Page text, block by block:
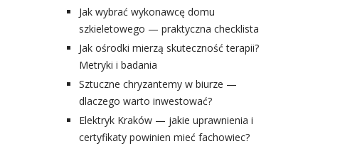
Jak wybrać wykonawcę domu
szkieletowego — praktyczna checklista
Jak ośrodki mierzą skuteczność terapii?
Metryki i badania
Sztuczne chryzantemy w biurze —
dlaczego warto inwestować?
Elektryk Kraków — jakie uprawnienia i
certyfikaty powinien mieć fachowiec?